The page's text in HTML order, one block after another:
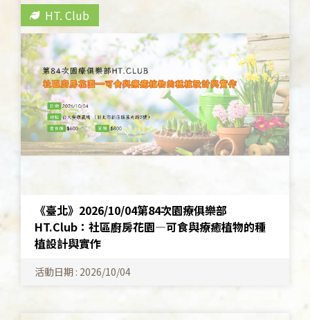
HT. Club
《臺北》2026/10/04第84次園療俱樂部
HT.Club：社區廚房花園—可食與療癒植物的種
植設計與實作
活動日期 : 2026/10/04